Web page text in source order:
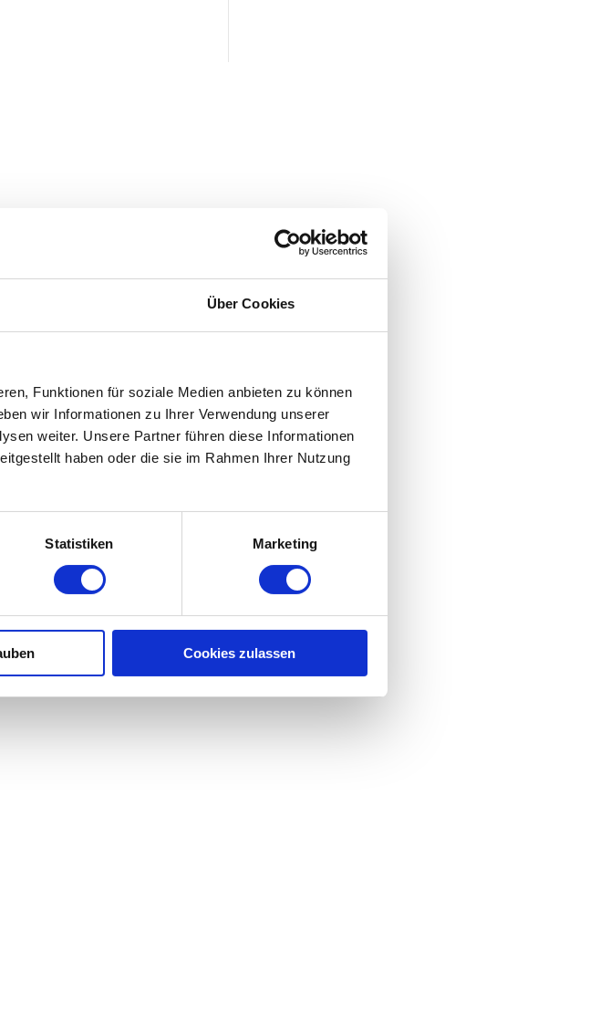
Über Cookies
Funktionen für soziale Medien anbieten zu können
wir Informationen zu Ihrer Verwendung unserer
weiter. Unsere Partner führen diese Informationen
haben oder die sie im Rahmen Ihrer Nutzung
Statistiken Marketing
Cookies zulassen